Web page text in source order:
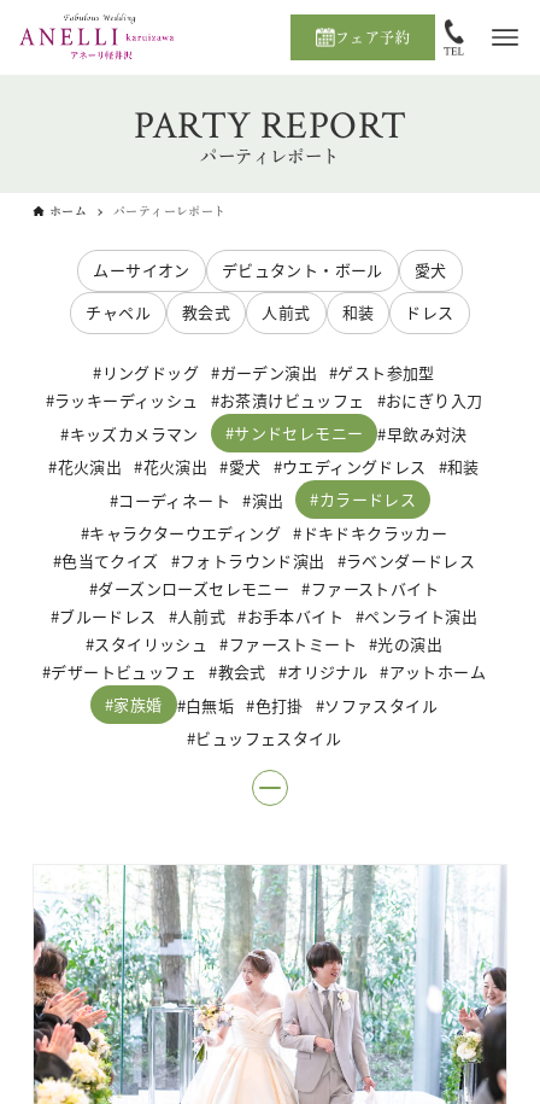
フェア予約
PARTY REPORT
パーティレポート
ホーム パーティーレポート
ムーサイオン デビュタント・ボール
愛犬
チャペル
教会式 人前式 和装 ドレス
リングドッグ ガーデン演出
ゲスト参加型
ラッキーディッシュ
お茶漬けビュッフェ
おにぎり入刀
キッズカメラマン
サンドセレモニー
早飲み対決
花火演出
花火演出 愛犬 ウエディングドレス
和装
コーディネート
演出
カラードレス
キャラクターウエディング
ドキドキクラッカー
色当てクイズ
フォトラウンド演出
ラベンダードレス
ダーズンローズセレモニー
ファーストバイト
ブルードレス
人前式 お手本バイト
ペンライト演出
スタイリッシュ
ファーストミート
光の演出
デザートビュッフェ
教会式 オリジナル
アットホーム
家族婚
白無垢 色打掛
ソファスタイル
ビュッフェスタイル